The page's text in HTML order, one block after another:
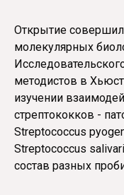
Открытие
молекулярных
методистов в
изучении
стрептококков -
Streptococcus
Streptococcus
состав разных